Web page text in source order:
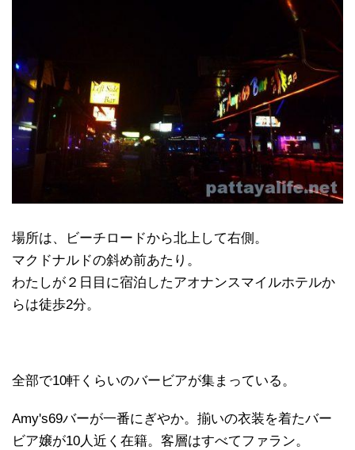
場所は、ビーチロードから北上して右側。
マクドナルドの斜め前あたり。
わたしが２日目に宿泊したアオナンスマイルホテルか
らは徒歩2分。
全部で10軒くらいのバービアが集まっている。
Amy's69バーが一番にぎやか。揃いの衣装を着たバー
ビア嬢が10人近く在籍。客層はすべてファラン。